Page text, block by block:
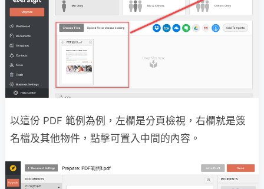
以這份 PDF 範例為例，左欄是分頁檢視，右欄就是簽
名檔及其他物件，點擊可置入中間的內容。